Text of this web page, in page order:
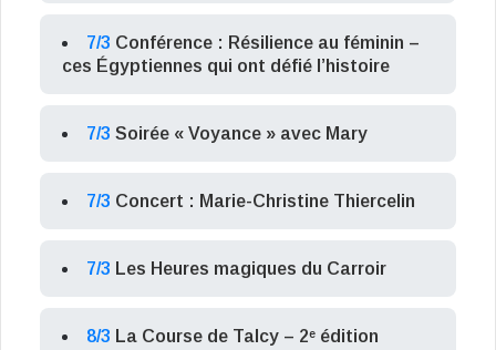
7/3 Conférence : Résilience au féminin –
ces Égyptiennes qui ont défié l’histoire
7/3 Soirée « Voyance » avec Mary
7/3 Concert : Marie-Christine Thiercelin
7/3 Les Heures magiques du Carroir
8/3 La Course de Talcy – 2ᵉ édition